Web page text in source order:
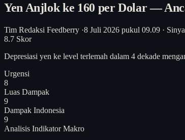
Yen Anjlok ke 160 per Dolar —
Tim Redaksi Feedberry ·8 Juli 2026 pukul 09.09 ·
8.7 Skor
Depresiasi yen ke level terlemah dalam 4 dekade
Urgensi
8
Luas Dampak
9
Dampak Indonesia
9
Analisis Indikator Makro